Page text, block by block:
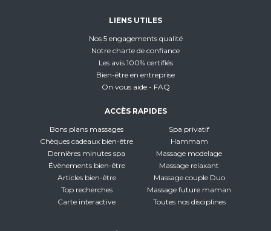
LIENS UTILES
Nos 5 engagements qualité
Notre charte de confiance
Les avis 100% certifiés
Bien-être en entreprise
On vous aide - FAQ
ACCÈS RAPIDES
Bons plans massages
Chèques cadeaux bien-être
Dernières minutes spa
Évènements bien-être
Articles bien-être
Top recherches
Carte interactive
Spa privatif
Hammam
Massage modelage
Massage relaxant
Massage couple Duo
Massage future maman
Toutes nos disciplines